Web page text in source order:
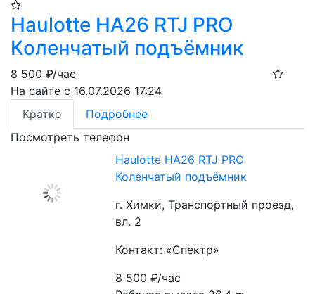
Haulotte HA26 RTJ PRO
Коленчатый подъёмник
8 500 ₽/час
На сайте с 16.07.2026 17:24
Кратко
Подробнее
Посмотреть телефон
Haulotte HA26 RTJ PRO
Коленчатый подъёмник
г. Химки, Транспортный проезд,
вл. 2
Контакт: «Спектр»
8 500₽/час